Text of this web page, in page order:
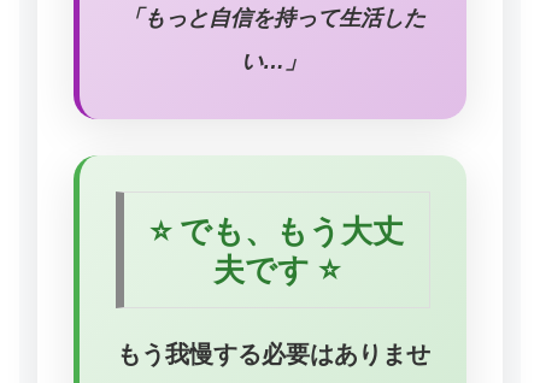
「もっと自信を持って生活した
い…」
⭐ でも、もう大丈
夫です ⭐
もう我慢する必要はありませ